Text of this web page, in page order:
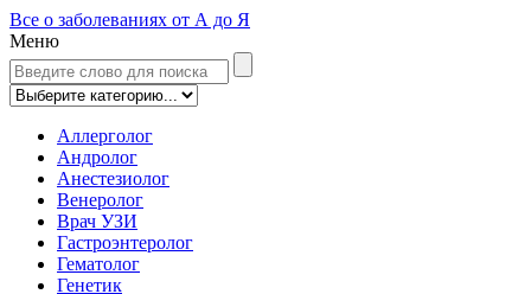
Все о заболеваниях от А до Я
Меню
Аллерголог
Андролог
Анестезиолог
Венеролог
Врач УЗИ
Гастроэнтеролог
Гематолог
Генетик